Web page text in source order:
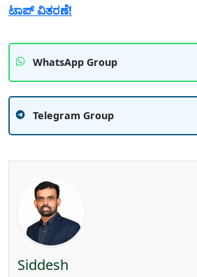
ಟಾಪ್ ವಿತರಣೆ!
WhatsApp Group
Telegram Group
Siddesh